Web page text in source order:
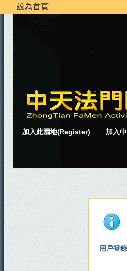
設為首頁
加入此園地(Register) 加入
用戶登錄